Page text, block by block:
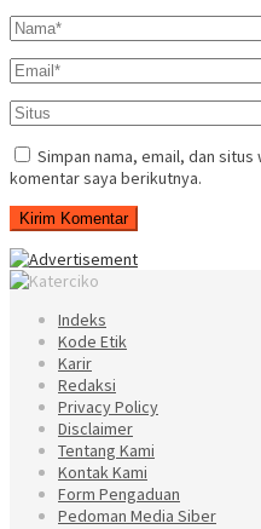
Simpan nama, email, dan
komentar saya berikutnya.
Indeks
Kode Etik
Karir
Redaksi
Privacy Policy
Disclaimer
Tentang Kami
Kontak Kami
Form Pengaduan
Pedoman Media Siber